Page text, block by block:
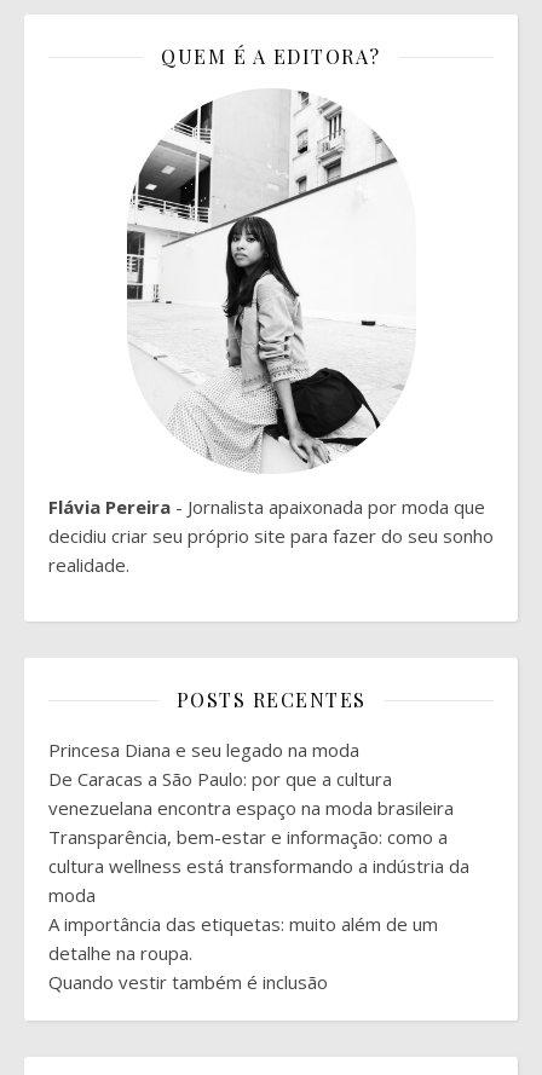
QUEM É A EDITORA?
Flávia Pereira - Jornalista apaixonada por moda que
decidiu criar seu próprio site para fazer do seu sonho
realidade.
POSTS RECENTES
Princesa Diana e seu legado na moda
De Caracas a São Paulo: por que a cultura
venezuelana encontra espaço na moda brasileira
Transparência, bem-estar e informação: como a
cultura wellness está transformando a indústria da
moda
A importância das etiquetas: muito além de um
detalhe na roupa.
Quando vestir também é inclusão